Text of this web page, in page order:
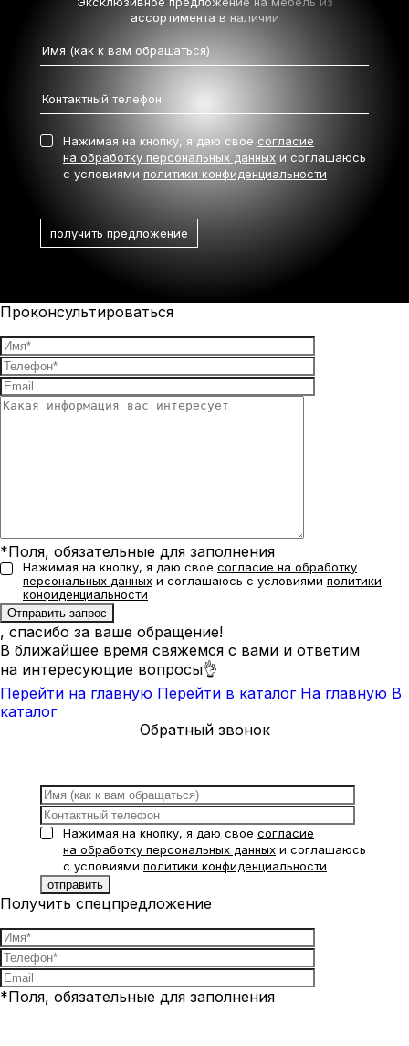
ассортимента в наличии
Нажимая на кнопку, я даю свое согласие
на обработку персональных данных и соглашаюсь
с условиями политики конфиденциальности
Проконсультироваться
*Поля, обязательные для заполнения
Нажимая на кнопку, я даю свое согласие на обработку
персональных данных и соглашаюсь с условиями политики
конфиденциальности
, спасибо за ваше обращение!
В ближайшее время свяжемся с вами и ответим
на интересующие вопросы👌
Перейти на главную Перейти в каталог На главную В
каталог
Обратный звонок
Нажимая на кнопку, я даю свое согласие
на обработку персональных данных и соглашаюсь
с условиями политики конфиденциальности
Получить спецпредложение
*Поля, обязательные для заполнения